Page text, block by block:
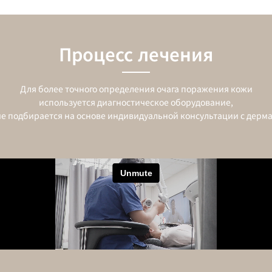
Процесс лечения
Для более точного определения очага поражения кожи
используется диагностическое оборудование,
подбирается на основе индивидуальной консультации с